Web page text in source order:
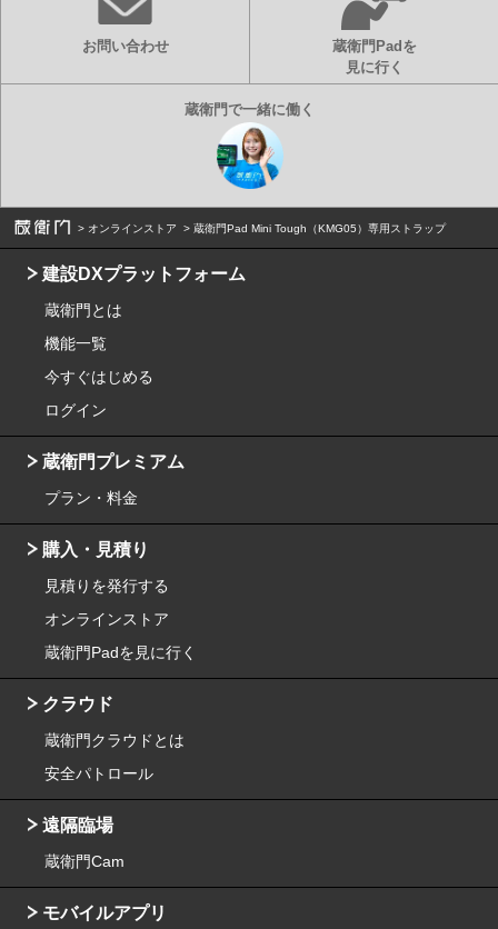
お問い合わせ
蔵衛門Padを
見に行く
オンラインストア 蔵衛門Pad Mini Tough（KMG05）専用ストラップ
建設DXプラットフォーム
蔵衛門とは
機能一覧
今すぐはじめる
ログイン
蔵衛門プレミアム
プラン・料金
購入・見積り
見積りを発行する
オンラインストア
蔵衛門Padを見に行く
クラウド
蔵衛門クラウドとは
安全パトロール
遠隔臨場
蔵衛門Cam
モバイルアプリ